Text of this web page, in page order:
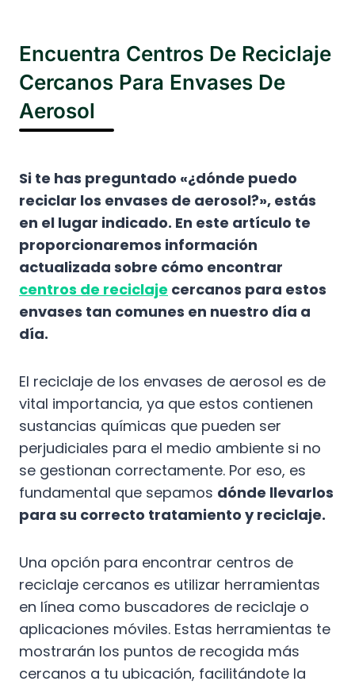
Encuentra Centros De Reciclaje
Cercanos Para Envases De
Aerosol
Si te has preguntado «¿dónde puedo
reciclar los envases de aerosol?», estás
en el lugar indicado. En este artículo te
proporcionaremos información
actualizada sobre cómo encontrar
centros de reciclaje cercanos para estos
envases tan comunes en nuestro día a
día.
El reciclaje de los envases de aerosol es de
vital importancia, ya que estos contienen
sustancias químicas que pueden ser
perjudiciales para el medio ambiente si no
se gestionan correctamente. Por eso, es
fundamental que sepamos dónde llevarlos
para su correcto tratamiento y reciclaje.
Una opción para encontrar centros de
reciclaje cercanos es utilizar herramientas
en línea como buscadores de reciclaje o
aplicaciones móviles. Estas herramientas te
mostrarán los puntos de recogida más
cercanos a tu ubicación, facilitándote la